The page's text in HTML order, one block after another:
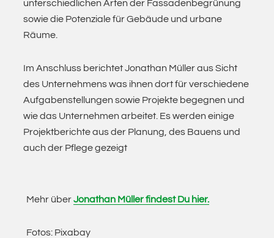
unterschiedlichen Arten der Fassadenbegrünung
sowie die Potenziale für Gebäude und urbane
Räume.
Im Anschluss berichtet Jonathan Müller aus Sicht
des Unternehmens was ihnen dort für verschiedene
Aufgabenstellungen sowie Projekte begegnen und
wie das Unternehmen arbeitet. Es werden einige
Projektberichte aus der Planung, des Bauens und
auch der Pflege gezeigt
Mehr überJonathan Müller findest Du hier.
Fotos: Pixabay